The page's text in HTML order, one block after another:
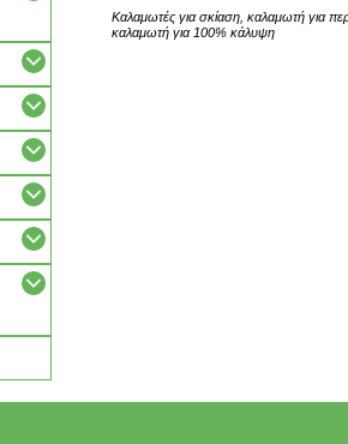
Καλαμωτές για σκίαση, καλαμωτή για
καλαμωτή για 100% κάλυψη